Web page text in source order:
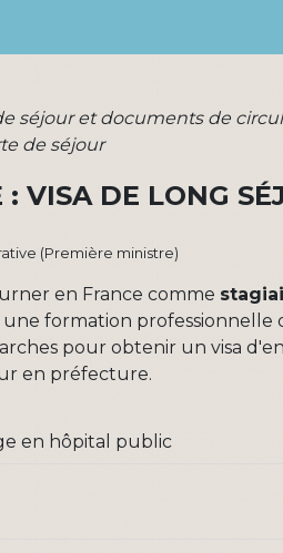
séjour et documents de
de séjour
VISA DE LONG
(Première ministre)
en France comme
formation
pour obtenir un visa
en préfecture.
en hôpital public